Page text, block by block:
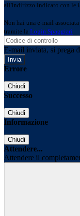
all'indirizzo indicato con le
Non hai una e-mail
tramite la Login Spaggiari
E-mail inviata, si prega
Errore
Chiudi
Successo
Chiudi
Informazione
Chiudi
Attendere...
Attendere il